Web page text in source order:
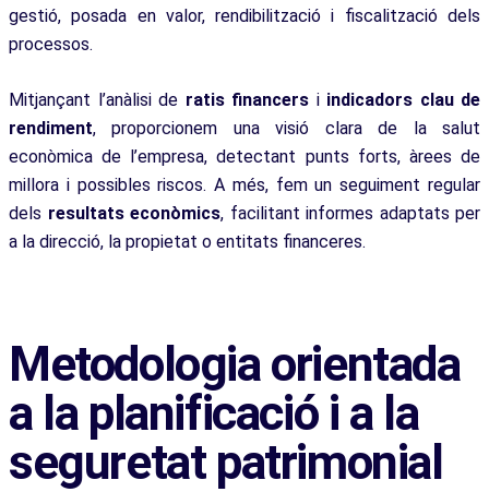
gestió, posada en valor, rendibilització i fiscalització dels
processos.
Mitjançant l’anàlisi de ratis financers i indicadors clau de
rendiment, proporcionem una visió clara de la salut
econòmica de l’empresa, detectant punts forts, àrees de
millora i possibles riscos. A més, fem un seguiment regular
dels resultats econòmics, facilitant informes adaptats per
a la direcció, la propietat o entitats financeres.
Metodologia orientada
a la planificació i a la
seguretat patrimonial